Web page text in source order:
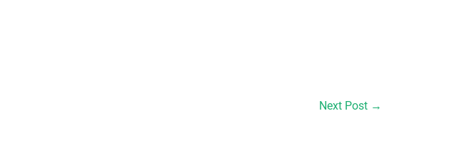
Next Post →